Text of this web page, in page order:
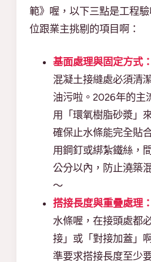
範》喔，以下三點是工程
位跟業主挑剔的項目啊：
基面處理與固定方式：
混凝土接縫處必須清
油污啦。2026年的主
用「環氧樹脂砂漿」
確保止水條能完全貼
用鋼釘或綁紮鐵絲，
公分以內，防止澆築
～
搭接長度與重疊處理：
水條喔，在接頭處都
接」或「對接加蓋」
準要求搭接長度至少